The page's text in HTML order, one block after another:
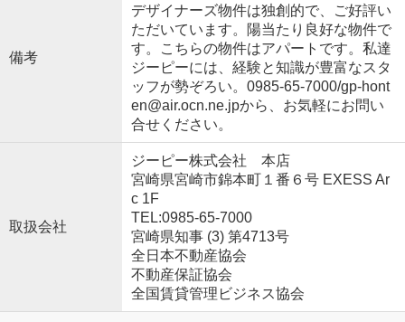
備考
デザイナーズ物件は独創的で、ご好評い
ただいています。陽当たり良好な物件で
す。こちらの物件はアパートです。私達
ジーピーには、経験と知識が豊富なスタ
ッフが勢ぞろい。0985-65-7000/gp-hont
en@air.ocn.ne.jpから、お気軽にお問い
合せください。
取扱会社
ジーピー株式会社 本店
宮崎県宮崎市錦本町１番６号 EXESS Ar
c 1F
TEL:0985-65-7000
宮崎県知事 (3) 第4713号
全日本不動産協会
不動産保証協会
全国賃貸管理ビジネス協会